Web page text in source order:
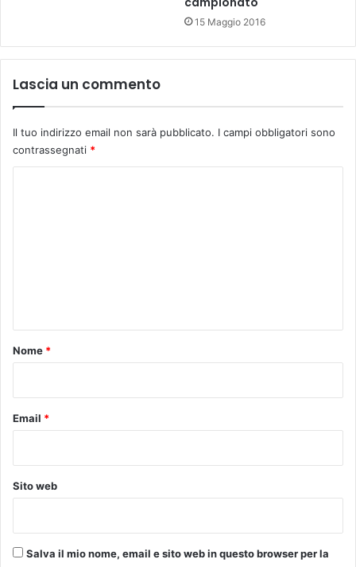
,
a
l
l
o
o
e
.
4
5
15 Maggio 2016
Lascia un commento
Il tuo indirizzo email non sarà pubblicato. I campi obbligatori sono
contrassegnati *
o
Nome *
Email *
Sito web
Salva il mio nome, email e sito web in questo browser per la